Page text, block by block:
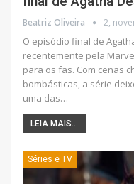
Beatriz Oliveira 2,
O episódio final de
recentemente pela
para os fãs. Com cenas
bombásticas, a série
uma das…
LEIA MAIS...
Séries e TV